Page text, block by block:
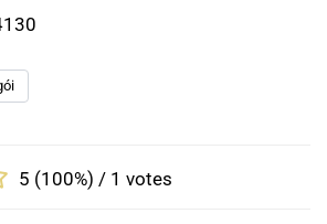
5 (100%) / 1 votes